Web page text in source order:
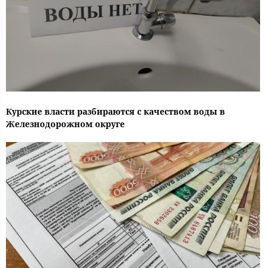
Курские власти разбираются с качеством воды в
Железнодорожном округе